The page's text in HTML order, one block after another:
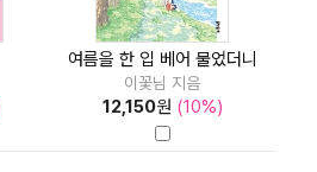
여름을 한 입 베어 물었더니
이꽃님 지음
12,150원 (10%)